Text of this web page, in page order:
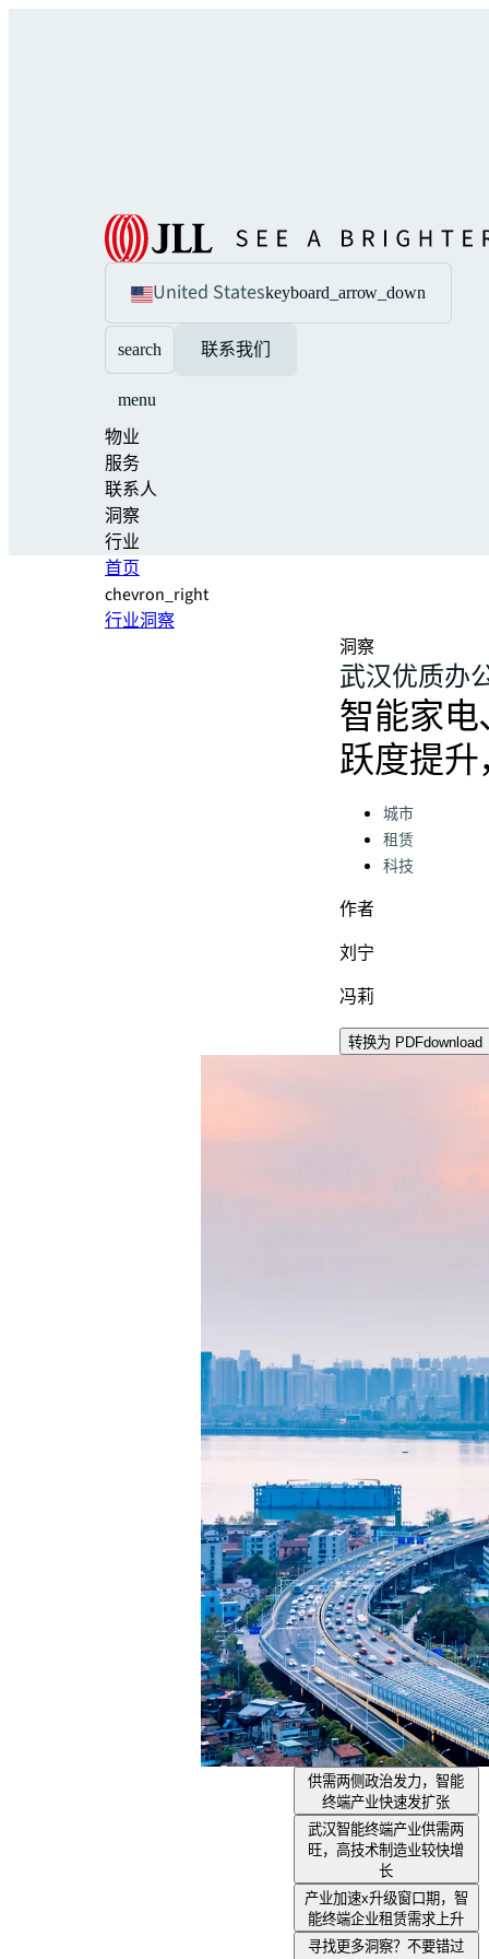
United Stateskeyboard_arrow_down
search 联系我们
menu
物业
服务
联系人
洞察
行业
首页
chevron_right
行业洞察
洞察
武汉优质办
智能家
跃度提
Categories:
城市
租赁
科技
作者
刘宁
冯莉
转换为 PDFdownload
供需两侧政治发力，智能
终端产业快速发扩张
武汉智能终端产业供需两
旺，高技术制造业较快增
长
产业加速x升级窗口期，智
能终端企业租赁需求上升
寻找更多洞察？不要错过